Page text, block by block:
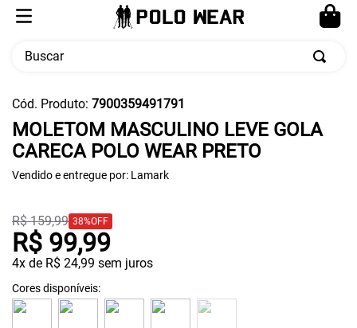
Buscar
Cód. Produto: 7900359491791
MOLETOM MASCULINO LEVE GOLA
CARECA POLO WEAR PRETO
Vendido e entregue por: Lamark
R$ 159,99 38%OFF
R$ 99,99
4x de R$ 24,99 sem juros
TERMOS MAIS BUSCADOS
1º
moletom
2 º
calça masculina
3º
cueca
5º jaqueta